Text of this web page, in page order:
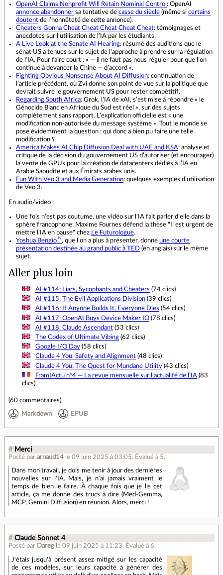
OpenAI Claims Nonprofit Will Retain Nominal Control : OpenAI
annonce abandonner sa tentative de casse du siècle (même si certains
doutent de l’honnêteté de cette annonce).
Cheaters Gonna Cheat Cheat Cheat Cheat Cheat: témoignages et
anecdotes sur l’utilisation de l’IA par les étudiants.
A Live Look at the Senate AI Hearing: résumé des auditions que le
sénat US a tenues sur le sujet de l’approche à prendre sur la régulation
de l’IA. Pour faire court : « — il ne faut pas nous réguler pour que l’on
continue à devancer la Chine — d’accord ».
Fighting Obvious Nonsense About AI Diffusion: continuation de
l’article précédent, où Zvi donne son point de vue sur la politique que
devrait suivre le gouvernement US pour rester compétitif.
Regarding South Africa: Grok, l’IA de xAI, s’est mise à répondre « le
Génocide Blanc en Afrique du Sud est réel », sur des sujets
complètement sans rapport. L’explication officielle est « une
modification non-autorisée du message système ». Tout le monde se
pose évidemment la question : qui donc a bien pu faire une telle
modification ⸮
America Makes AI Chip Diffusion Deal with UAE and KSA: analyse et
critique de la décision du gouvernement US d’autoriser (et encourager)
la vente de GPUs pour la création de datacenters dédiés à l’IA en
Arabie Saoudite et aux Émirats arabes unis.
Fun With Veo 3 and Media Generation: quelques exemples d’utilisation
de Veo 3.
En audio/video :
Une fois n’est pas coutume, une vidéo sur l’IA fait parler d’elle dans la
sphère francophone: Maxime Fournes défend la thèse "Il est urgent de
mettre l’IA en pause" chez
Le Futurologue.
Yoshua Bengio
, que l’on a plus à présenter, donne une courte
présentation destinée au grand public à TED (en anglais) sur le même
sujet.
Aller plus loin
AI #114: Liars, Sycophants and Cheaters (74 clics)
AI #115: The Evil Applications Division(39 clics)
AI #116: If Anyone Builds It, Everyone Dies (54 clics)
AI #117: OpenAI Buys Device Maker IO(78 clics)
AI #118: Claude Ascendant(53 clics)
The Codex of Ultimate Vibing(62 clics)
Google I/O Day(58 clics)
Claude 4 You: Safety and Alignment(48 clics)
Claude 4 You: The Quest for Mundane Utility(43 clics)
FramIActu n°4 — La revue mensuelle sur l’actualité de l’IA(83
clics)
(60 commentaires).
Markdown EPUB
# Merci
Posté par arnaud14 le 09 juin 2025 à 03:05. Évalué à 5.
Dans mon travail, je dois me tenir à jour des dernières
nouvelles sur l'IA. Mais, je n'ai jamais vraiment le
temps de bien le faire. À chaque fois que je lis cet
article, ça me donne des trucs à dire (Med-Gemma,
MCP, Gemini Diffusion) en réunion. Alors, merci !
# Claude Sonnet 4
Posté par Dareg le 09 juin 2025 à 11:23. Évalué à 6.
J'étais jusqu'à présent assez mitigé sur les capacité
de ces modèles, sur leurs capacité à générer des